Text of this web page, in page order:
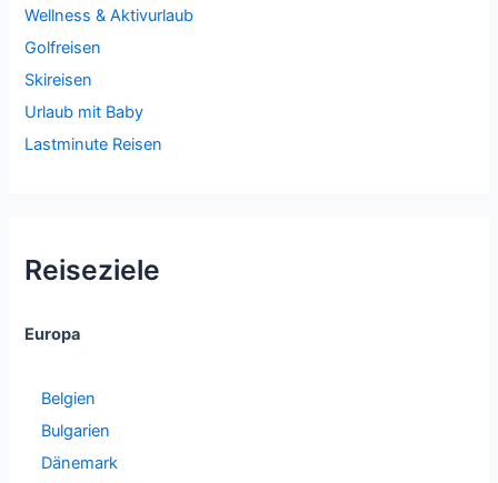
Wellness & Aktivurlaub
Golfreisen
Skireisen
Urlaub mit Baby
Lastminute Reisen
Reiseziele
Europa
Belgien
Bulgarien
Dänemark